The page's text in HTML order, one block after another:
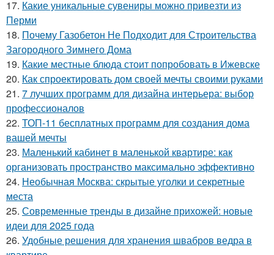
17. Какие уникальные сувениры можно привезти из
Перми
18. Почему Газобетон Не Подходит для Строительства
Загородного Зимнего Дома
19. Какие местные блюда стоит попробовать в Ижевске
20. Как спроектировать дом своей мечты своими руками
21. 7 лучших программ для дизайна интерьера: выбор
профессионалов
22. ТОП-11 бесплатных программ для создания дома
вашей мечты
23. Маленький кабинет в маленькой квартире: как
организовать пространство максимально эффективно
24. Необычная Москва: скрытые уголки и секретные
места
25. Современные тренды в дизайне прихожей: новые
идеи для 2025 года
26. Удобные решения для хранения швабров ведра в